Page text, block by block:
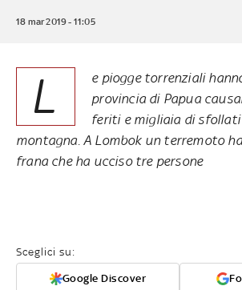
18 mar 2019 - 11:05
L
e piogge torrenziali
provincia di Papua
feriti e migliaia di
montagna. A Lombok un terremoto
frana che ha ucciso tre persone
Sceglici su:
Google Discover